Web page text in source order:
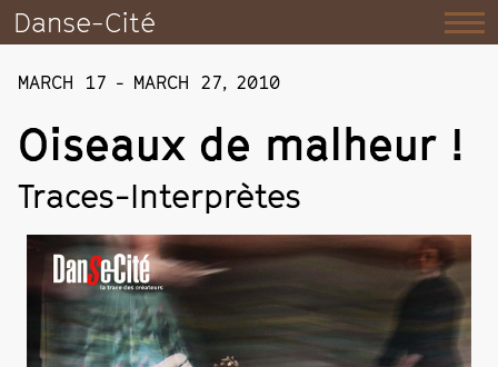
Danse-Cité
MARCH 17 - MARCH 27, 2010
Oiseaux de malheur !
Traces-Interprètes